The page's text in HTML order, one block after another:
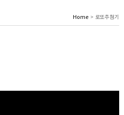
Home > 로또추첨기